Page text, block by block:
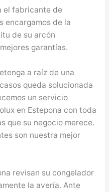
el fabricante de
encargamos de la
de su arcón
garantías.
a raíz de una
queda solucionada
un servicio
en Estepona con toda
que su negocio merece.
son nuestra mejor
revisan su congelador
la avería. Ante